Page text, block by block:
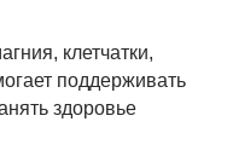
клетчатки,
поддерживать
здоровье